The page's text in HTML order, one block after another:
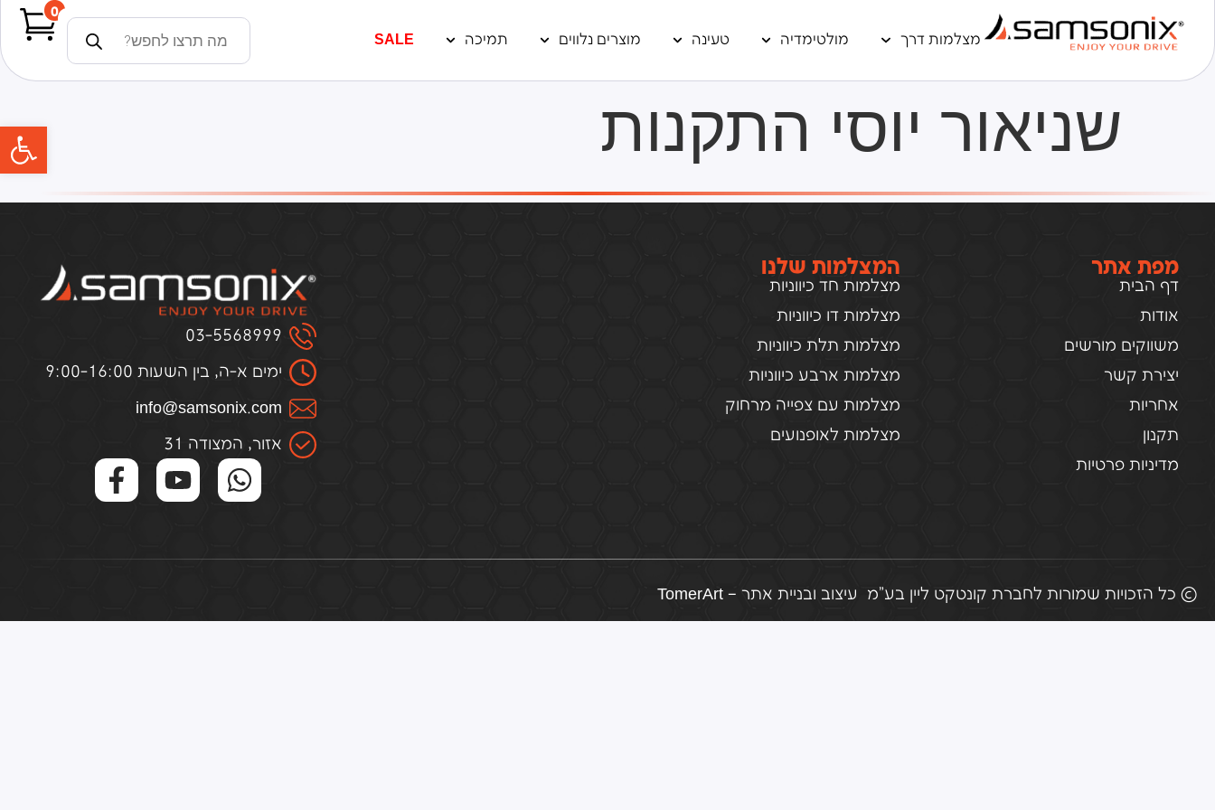
מצלמות דרך מולטימדיה טעינה מוצרים נלווים תמיכה SALE
0
שניאור יוסי התקנות
מפת אתר
דף הבית
אודות
משווקים מורשים
יצירת קשר
אחריות
תקנון
מדיניות פרטיות
המצלמות שלנו
מצלמות חד כיווניות
מצלמות דו כיווניות
מצלמות תלת כיווניות
מצלמות ארבע כיווניות
מצלמות עם צפייה מרחוק
מצלמות לאופנועים
03-5568999
ימים א-ה, בין השעות 9:00-16:00
infо@samsоnix.cоm
אזור, המצודה 31
© כל הזכויות שמורות לחברת קונטקט ליין בע"מ עיצוב ובניית אתר – TomerArt